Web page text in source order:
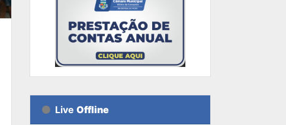
Live Offline